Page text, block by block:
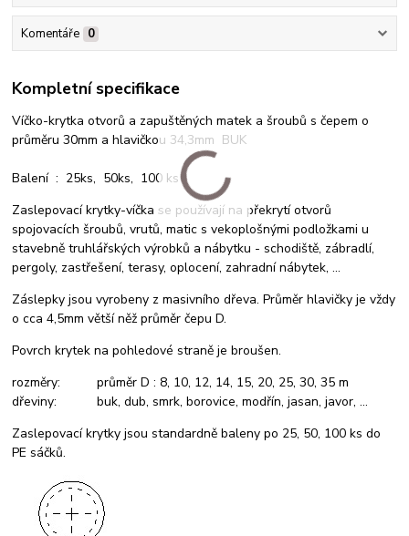
Komentáře 0
Kompletní specifikace
Víčko-krytka otvorů a zapuštěných matek a šroubů s čepem o
průměru 30mm a hlavičkou 34,3mm BUK
Balení : 25ks, 50ks, 100 ks
Zaslepovací krytky-víčka se používají na překrytí otvorů
spojovacích šroubů, vrutů, matic s vekoplošnými podložkami u
stavebně truhlářských výrobků a nábytku - schodiště, zábradlí,
pergoly, zastřešení, terasy, oplocení, zahradní nábytek, ...
Záslepky jsou vyrobeny z masivního dřeva. Průměr hlavičky je vždy
o cca 4,5mm větší něž průměr čepu D.
Povrch krytek na pohledové straně je broušen.
rozměry: průměr D : 8, 10, 12, 14, 15, 20, 25, 30, 35 m
dřeviny: buk, dub, smrk, borovice, modřín, jasan, javor, ...
Zaslepovací krytky jsou standardně baleny po 25, 50, 100 ks do
PE sáčků.